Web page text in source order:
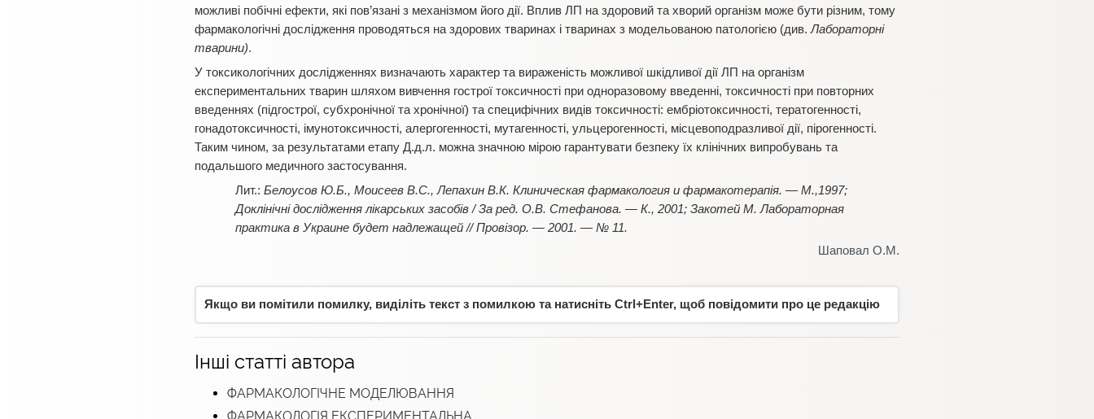
можливі побічні ефекти, які пов’язані з механізмом його дії. Вплив ЛП на здоровий та хворий організм може бути різним, тому
фармакологічні дослідження проводяться на здорових тваринах і тваринах з модельованою патологією (див.Лабораторні
тварини).
У токсикологічних дослідженнях визначають характер та вираженість можливої шкідливої дії ЛП на організм
експериментальних тварин шляхом вивчення гострої токсичності при одноразовому введенні, токсичності при повторних
введеннях (підгострої, субхронічної та хронічної) та специфічних видів токсичності: ембріотоксичності, тератогенності,
гонадотоксичності, імунотоксичності, алергогенності, мутагенності, ульцерогенності, місцевоподразливої дії, пірогенності.
Таким чином, за результатами етапу Д.д.л. можна значною мірою гарантувати безпеку їх клінічних випробувань та
подальшого медичного застосування.
Белоусов Ю.Б., Моисеев В.С., Лепахин В.К. Клиническая фармакология и фармакотерапія. — М.,1997;
Доклінічні дослідження лікарських засобів / За ред. О.В. Стефанова. — К., 2001; Закотей М. Лабораторная
практика в Украине будет надлежащей // Провізор. — 2001. — № 11.
Шаповал О.М.
Якщо ви помітили помилку, виділіть текст з помилкою та натисніть Ctrl+Enter, щоб повідомити про це редакцію
Інші статті автора
ФАРМАКОЛОГІЧНЕ МОДЕЛЮВАННЯ